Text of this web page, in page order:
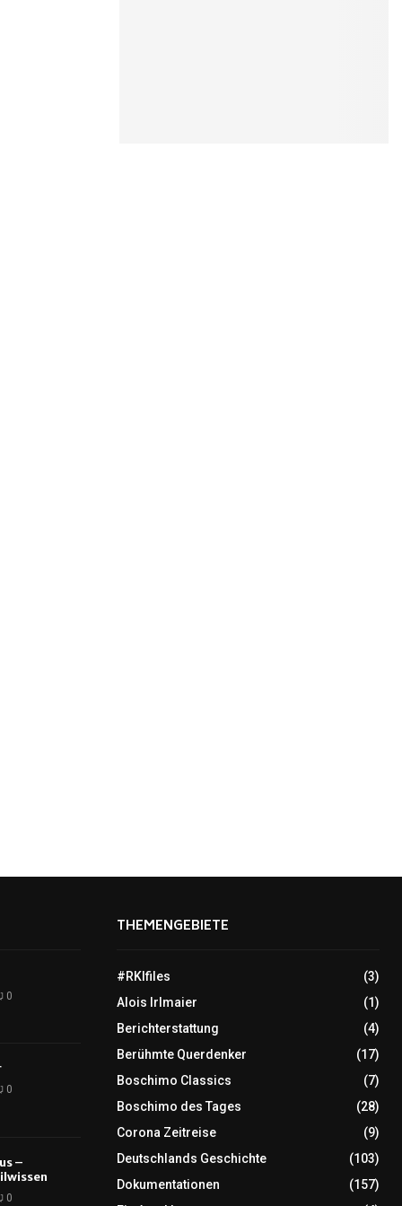
0
0
–
0
THEMENGEBIETE
#RKIfiles
(3)
Alois Irlmaier
(1)
Berichterstattung
(4)
Berühmte Querdenker
(17)
Boschimo Classics
(7)
Boschimo des Tages
(28)
Corona Zeitreise
(9)
Deutschlands Geschichte
(103)
Dokumentationen
(157)